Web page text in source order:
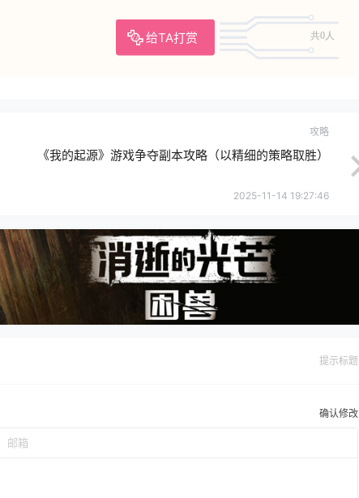
给TA打赏 共0人
攻略
《我的起源》游戏争夺副本攻略（以精细的策略取胜）
2025-11-14 19:27:46
提示标题
确认修改